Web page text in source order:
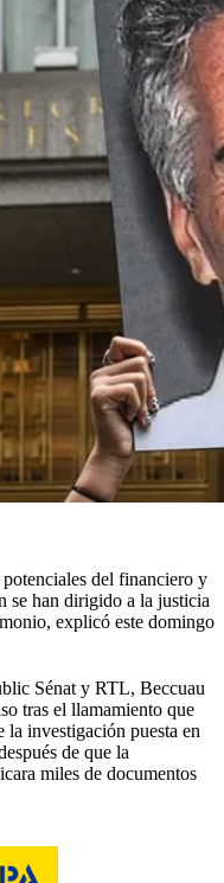
del financiero y
se han dirigido a la justicia
explicó este domingo
Sénat y RTL, Beccuau
tras el llamamiento que
la investigación puesta en
de que la
miles de documentos